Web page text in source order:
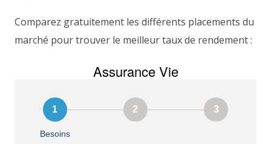
Comparez gratuitement les différents placements du
marché pour trouver le meilleur taux de rendement :